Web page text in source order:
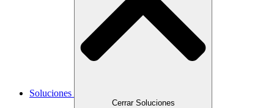
Soluciones
Cerrar Soluciones